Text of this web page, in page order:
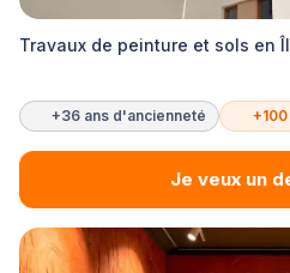
Travaux de peinture et sols en
+36 ans d'ancienneté +100
Je veux un